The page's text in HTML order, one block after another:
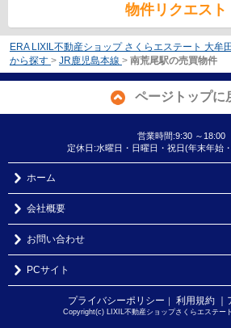
物件リクエスト
ERA LIXIL不動産ショップ さくらエステート 大牟
から探す > JR鹿児島本線 > 南荒尾駅の売買物件
ページトップに
営業時間:9:30 ～18:00
定休日:水曜日・日曜日・祝日(年末年始
ホーム
会社概要
お問い合わせ
PCサイト
プライバシーポリシー ｜ 利用規約
Copyright(c) LIXIL不動産ショップさくらエステー